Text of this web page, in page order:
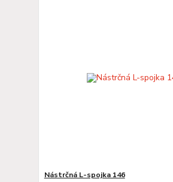
Nástrčná L-spojka 146